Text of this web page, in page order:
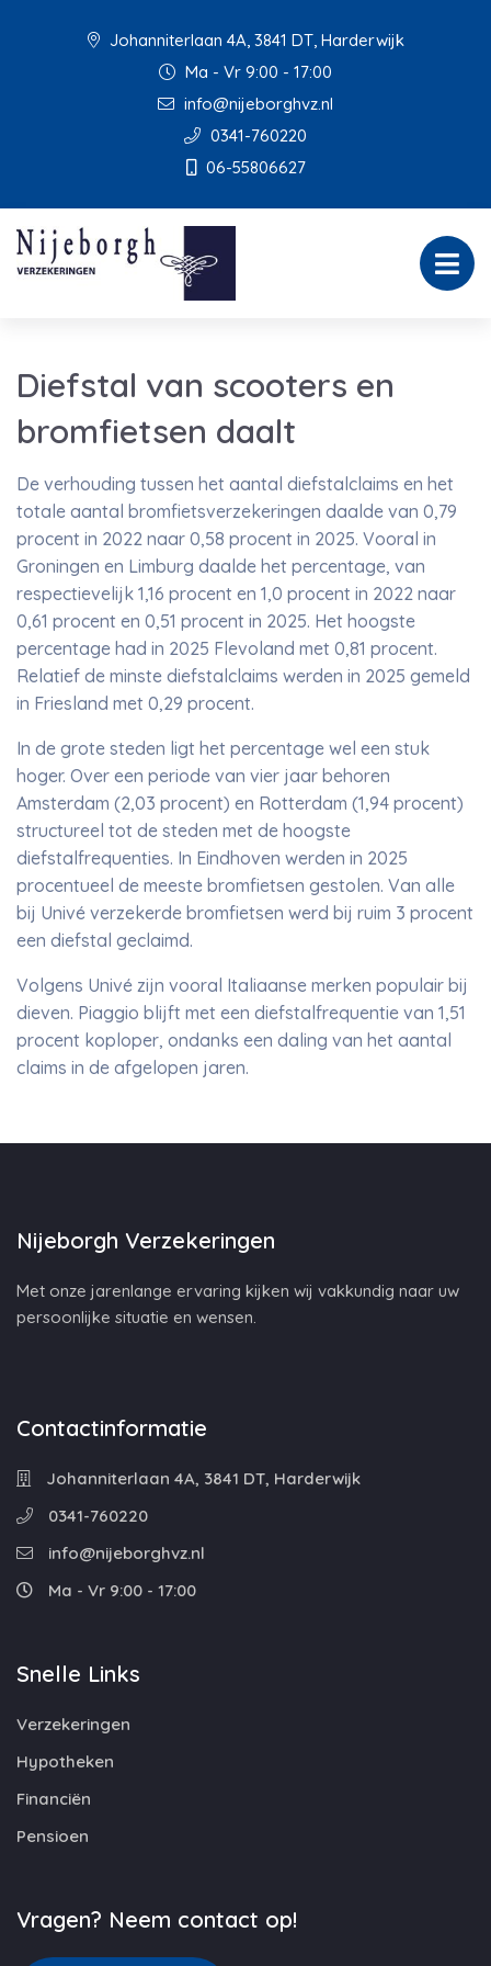
Johanniterlaan 4A, 3841 DT, Harderwijk
Ma - Vr 9:00 - 17:00
info@nijeborghvz.nl
0341-760220
06-55806627
Diefstal van scooters en
bromfietsen daalt
De verhouding tussen het aantal diefstalclaims en het
totale aantal bromfietsverzekeringen daalde van 0,79
procent in 2022 naar 0,58 procent in 2025. Vooral in
Groningen en Limburg daalde het percentage, van
respectievelijk 1,16 procent en 1,0 procent in 2022 naar
0,61 procent en 0,51 procent in 2025. Het hoogste
percentage had in 2025 Flevoland met 0,81 procent.
Relatief de minste diefstalclaims werden in 2025 gemeld
in Friesland met 0,29 procent.
In de grote steden ligt het percentage wel een stuk
hoger. Over een periode van vier jaar behoren
Amsterdam (2,03 procent) en Rotterdam (1,94 procent)
structureel tot de steden met de hoogste
diefstalfrequenties. In Eindhoven werden in 2025
procentueel de meeste bromfietsen gestolen. Van alle
bij Univé verzekerde bromfietsen werd bij ruim 3 procent
een diefstal geclaimd.
Volgens Univé zijn vooral Italiaanse merken populair bij
dieven. Piaggio blijft met een diefstalfrequentie van 1,51
procent koploper, ondanks een daling van het aantal
claims in de afgelopen jaren.
Nijeborgh Verzekeringen
Met onze jarenlange ervaring kijken wij vakkundig naar uw
persoonlijke situatie en wensen.
Contactinformatie
Johanniterlaan 4A, 3841 DT, Harderwijk
0341-760220
info@nijeborghvz.nl
Ma - Vr 9:00 - 17:00
Snelle Links
Verzekeringen
Hypotheken
Financiën
Pensioen
Vragen? Neem contact op!